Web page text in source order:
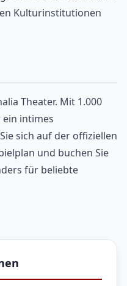
Kulturinstitutionen
Theater. Mit 1.000
ein intimes
sich auf der offiziellen
und buchen Sie
für beliebte